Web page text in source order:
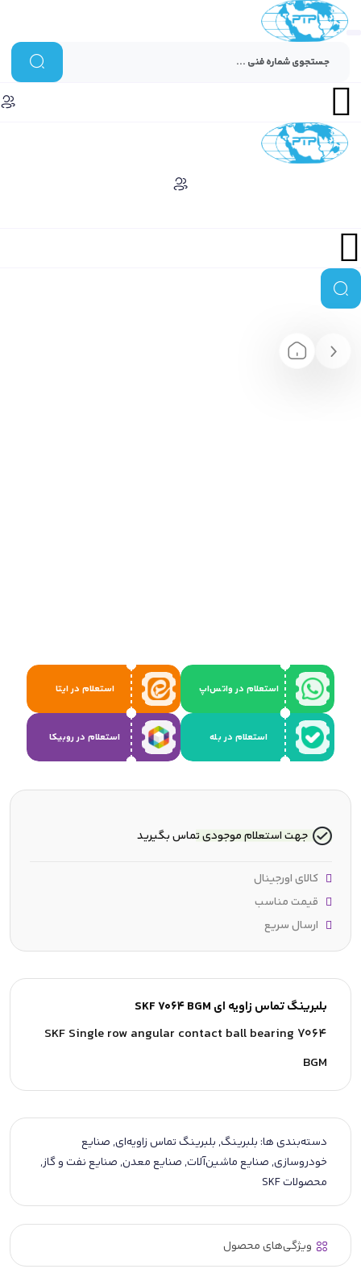
استعلام در واتس‌اپ استعلام در ایتا
استعلام در بله استعلام در روبیکا
بلبرینگ تماس زاویه ای SKF 7064 BGM
SKF Single row angular contact ball bearing 7064
BGM
دسته‌بندی ها: بلبرینگ,بلبرینگ تماس زاویه‌ای,صنایع
خودروسازی,صنایع ماشین‌آلات,صنایع معدن,صنایع نفت و گاز,
محصولات SKF
ویژگی‌های محصول
جهت استعلام موجودی تماس بگیرید
کالای اورجینال
قیمت مناسب
ارسال سریع